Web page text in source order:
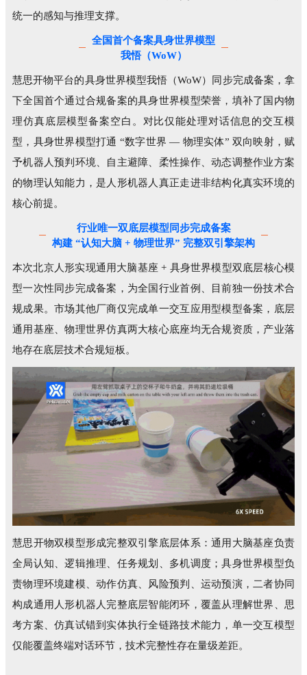
统一的感知与推理支撑。
全国首个备案具身世界模型
我悟（WoW）
慧思开物平台的具身世界模型我悟（WoW）同步完成备案，拿
下全国首个通过合规备案的具身世界模型荣誉，填补了国内物
理仿真底层模型备案空白。对比仅能处理对话信息的交互模
型，具身世界模型打通 “数字世界 — 物理实体” 双向映射，赋
予机器人预判环境、自主避障、柔性操作、动态调整作业方案
的物理认知能力，是人形机器人真正走进非结构化真实环境的
核心前提。
行业唯一双底层模型同步完成备案
构建 “认知大脑 + 物理世界” 完整双引擎架构
本次北京人形实现通用大脑基座 + 具身世界模型双底层核心模
型一次性同步完成备案，为全国行业首例、目前独一份技术合
规成果。市场其他厂商仅完成单一交互应用型模型备案，底层
通用基座、物理世界仿真两大核心底座均无合规资质，产业落
地存在底层技术合规短板。
慧思开物双模型形成完整双引擎底层体系：通用大脑基座负责
全局认知、逻辑推理、任务规划、多机调度；具身世界模型负
责物理环境建模、动作仿真、风险预判、运动预演，二者协同
构成通用人形机器人完整底层智能闭环，覆盖从理解世界、思
考方案、仿真试错到实体执行全链路技术能力，单一交互模型
仅能覆盖终端对话环节，技术完整性存在量级差距。